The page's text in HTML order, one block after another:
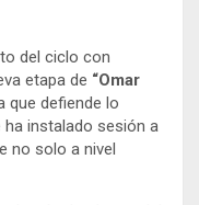
del ciclo con
etapa de “Omar
que defiende lo
instalado sesión a
no solo a nivel